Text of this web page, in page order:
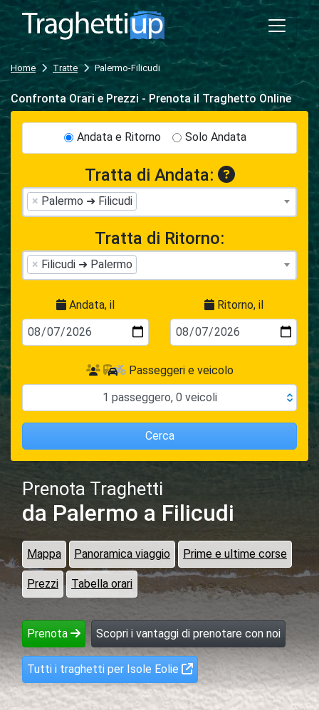
Home Tratte Palermo-Filicudi
Prenota Traghetti
da Palermo a Filicudi
Mappa Panoramica viaggio Prime e ultime corse
Prezzi Tabella orari
Prenota Scopri i vantaggi di prenotare con noi
Tutti i traghetti per Isole Eolie
Confronta Orari e Prezzi - Prenota il Traghetto Online
Andata e Ritorno Solo Andata
Tratta di Andata:
× Palermo ➜ Filicudi
Tratta di Ritorno:
× Filicudi ➜ Palermo
Andata, il Ritorno, il
Passeggeri e veicolo
1 passeggero, 0 veicoli
Cerca